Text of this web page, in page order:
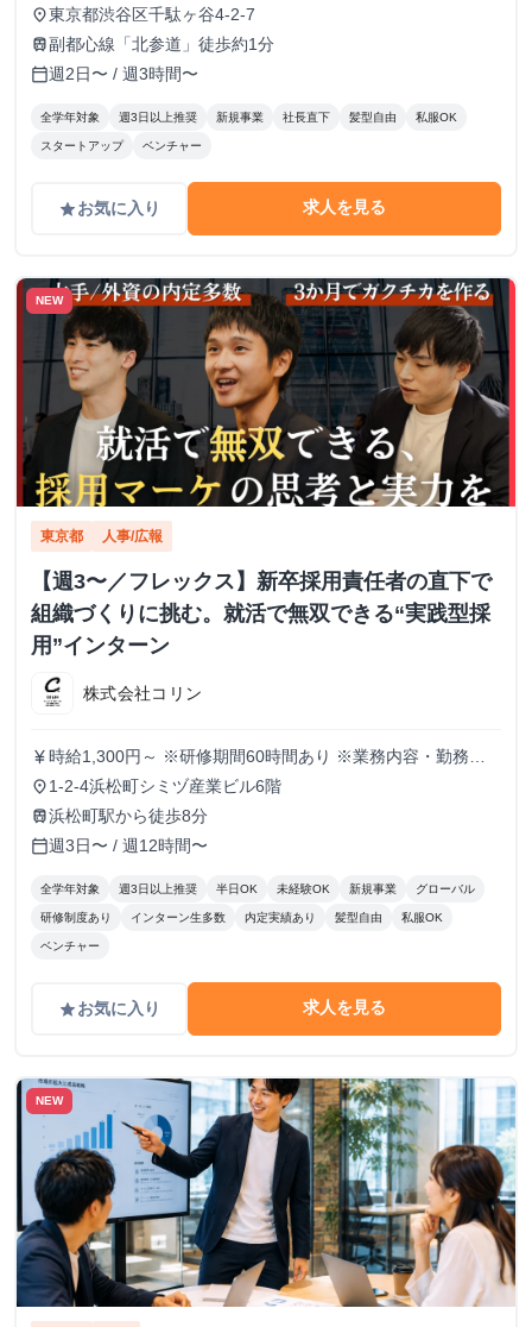
place東京都渋谷区千駄ヶ谷4-2-7
train副都心線「北参道」徒歩約1分
calendar_today週2日〜 / 週3時間〜
全学年対象 週3日以上推奨 新規事業 社長直下 髪型自由 私服OK
スタートアップ ベンチャー
gradeお気に入り 求人を見る
NEW
東京都 人事/広報
【週3〜／フレックス】新卒採用責任者の直下で
組織づくりに挑む。就活で無双できる“実践型採
用”インターン
株式会社コリン
currency_yen 時給1,300円～ ※研修期間60時間あり ※業務内容・勤務状
況により決定
place 1-2-4浜松町シミヅ産業ビル6階
train浜松町駅から徒歩8分
calendar_today週3日〜 / 週12時間〜
全学年対象 週3日以上推奨 半日OK 未経験OK 新規事業 グローバル
研修制度あり インターン生多数 内定実績あり 髪型自由 私服OK
ベンチャー
gradeお気に入り 求人を見る
NEW